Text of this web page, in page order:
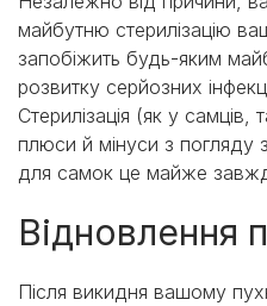
майбутню стерилізацію
запобіжить будь-яким
розвитку серйозних
Стерилізація (як у самців,
плюси й мінуси з погляду
для самок це майже
Відновлення
Після викидня вашому